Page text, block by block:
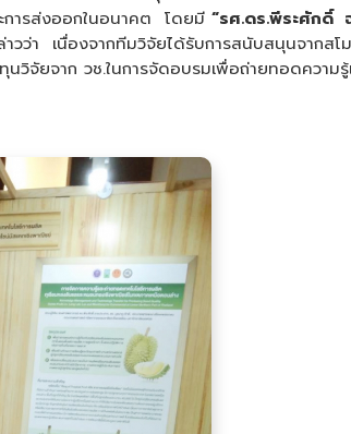
การส่งออกในอนาคต โดยมี “รศ.ดร.พีระศักดิ์
าวว่า เนื่องจากทีมวิจัยได้รับการสนับสนุนจากส
จัยจาก วช.ในการจัดอบรมเพื่อถ่ายทอดความ